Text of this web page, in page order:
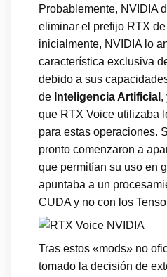
Probablemente, NVIDIA
eliminar el prefijo RTX
inicialmente, NVIDIA lo
característica exclusiva
debido a sus
de Inteligencia Artificial ,
que RTX Voice utilizaba
para estas operaciones.
pronto comenzaron a
que permitían su uso en
apuntaba a un
CUDA y no con los
Tras estos «mods» no
tomado la decisión de